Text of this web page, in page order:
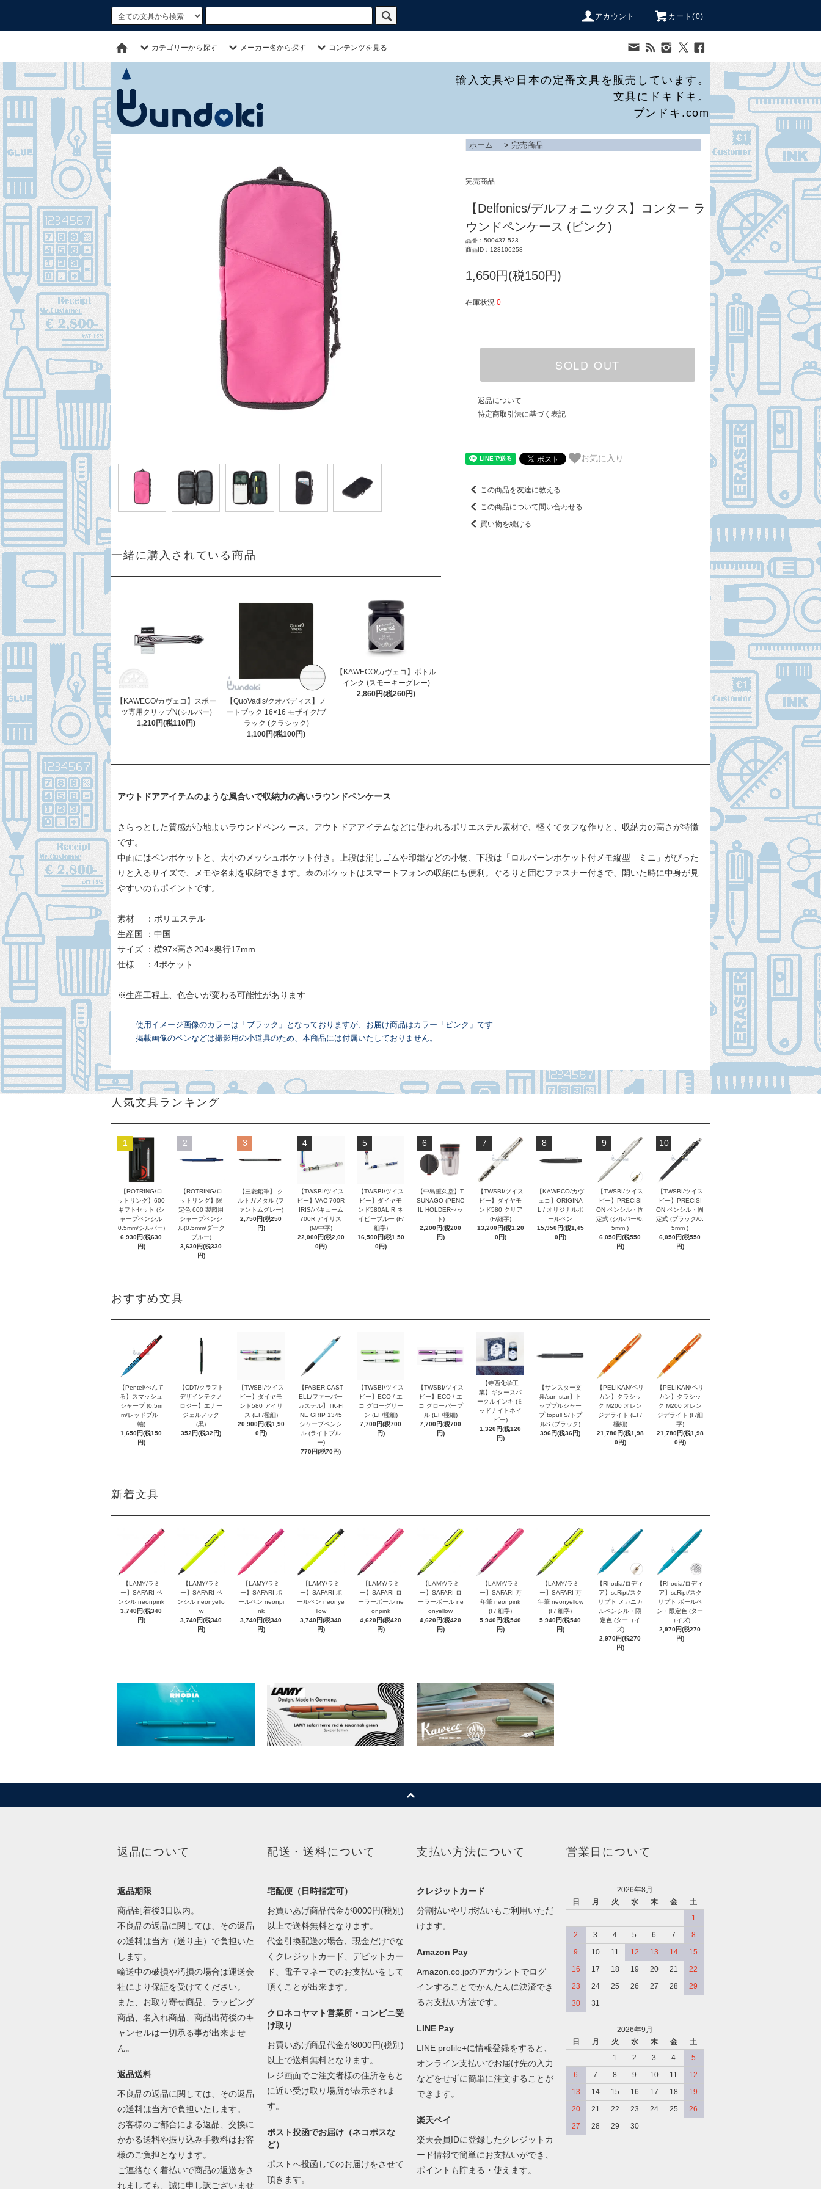
アカウント カート(0)
カテゴリーから探す メーカー名から探す コンテンツを見る
輸入文具や日本の定番文具を販売しています。
文具にドキドキ。
ブンドキ.com
一緒に購入されている商品
【KAWECO/カヴェコ】スポー
ツ専用クリップN(シルバー)
1,210円(税110円)
【QuoVadis/クオバディス】ノ
ートブック 16×16 モザイク/ブ
ラック (クラシック)
1,100円(税100円)
【KAWECO/カヴェコ】ボトル
インク (スモーキーグレー)
2,860円(税260円)
ホーム > 完売商品
完売商品
【Delfonics/デルフォニックス】コンター ラ
ウンドペンケース (ピンク)
品番：500437-523
商品ID：123106258
1,650円(税150円)
在庫状況 0
SOLD OUT
返品について
特定商取引法に基づく表記
お気に入り
この商品を友達に教える
この商品について問い合わせる
買い物を続ける
アウトドアアイテムのような風合いで収納力の高いラウンドペンケース
さらっとした質感が心地よいラウンドペンケース。アウトドアアイテムなどに使われるポリエステル素材で、軽くてタフな作りと、収納力の高さが特徴
です。
中面にはペンポケットと、大小のメッシュポケット付き。上段は消しゴムや印鑑などの小物、下段は「ロルバーンポケット付メモ縦型 ミニ」がぴった
りと入るサイズで、メモや名刺を収納できます。表のポケットはスマートフォンの収納にも便利。ぐるりと囲むファスナー付きで、開いた時に中身が見
やすいのもポイントです。
素材 ：ポリエステル
生産国 ：中国
サイズ ：横97×高さ204×奥行17mm
仕様 ：4ポケット
※生産工程上、色合いが変わる可能性があります
使用イメージ画像のカラーは「ブラック」となっておりますが、お届け商品はカラー「ピンク」です
掲載画像のペンなどは撮影用の小道具のため、本商品には付属いたしておりません。
人気文具ランキング
1
【ROTRING/ロ
ットリング】600
ギフトセット (シ
ャープペンシル
0.5mm/シルバー)
6,930円(税630
円)
2
【ROTRING/ロ
ットリング】限
定色 600 製図用
シャープペンシ
ル(0.5mm/ダーク
ブルー)
3,630円(税330
円)
3
【三菱鉛筆】 ク
ルトガメタル (フ
ァントムグレー)
2,750円(税250
円)
4
【TWSBI/ツイス
ビー】VAC 700R
IRIS/バキューム
700R アイリス
(M/中字)
22,000円(税2,00
0円)
5
【TWSBI/ツイス
ビー】ダイヤモ
ンド580AL R ネ
イビーブルー (F/
細字)
16,500円(税1,50
0円)
6
【中島重久堂】T
SUNAGO (PENC
IL HOLDERセッ
ト)
2,200円(税200
円)
7
【TWSBI/ツイス
ビー】ダイヤモ
ンド580 クリア
(F/細字)
13,200円(税1,20
0円)
8
【KAWECO/カヴ
ェコ】ORIGINA
L / オリジナルボ
ールペン
15,950円(税1,45
0円)
9
【TWSBI/ツイス
ビー】PRECISI
ON ペンシル・固
定式 (シルバー/0.
5mm )
6,050円(税550
円)
10
【TWSBI/ツイス
ビー】PRECISI
ON ペンシル・固
定式 (ブラック/0.
5mm )
6,050円(税550
円)
おすすめ文具
【Pentel/ぺんて
る】スマッシュ
シャープ (0.5m
m/レッドブルｰ
軸)
1,650円(税150
円)
【CDT/クラフト
デザインテクノ
ロジー】エナー
ジェルノック
(黒)
352円(税32円)
【TWSBI/ツイス
ビー】ダイヤモ
ンド580 アイリ
ス (EF/極細)
20,900円(税1,90
0円)
【FABER-CAST
ELL/ファーバー
カステル】TK-FI
NE GRIP 1345
シャープペンシ
ル (ライトブル
ー)
770円(税70円)
【TWSBI/ツイス
ビー】ECO / エ
コ グローグリー
ン (EF/極細)
7,700円(税700
円)
【TWSBI/ツイス
ビー】ECO / エ
コ グローパープ
ル (EF/極細)
7,700円(税700
円)
【寺西化学工
業】ギタースパ
ークルインキ (ミ
ッドナイトネイ
ビー)
1,320円(税120
円)
【サンスター文
具/sun-star】ト
ッププルシャー
プ topull S/トプ
ルS (ブラック)
396円(税36円)
【PELIKAN/ペリ
カン】クラシッ
ク M200 オレン
ジデライト (EF/
極細)
21,780円(税1,98
0円)
【PELIKAN/ペリ
カン】クラシッ
ク M200 オレン
ジデライト (F/細
字)
21,780円(税1,98
0円)
新着文具
【LAMY/ラミ
ー】SAFARI ペ
ンシル neonpink
3,740円(税340
円)
【LAMY/ラミ
ー】SAFARI ペ
ンシル neonyello
w
3,740円(税340
円)
【LAMY/ラミ
ー】SAFARI ボ
ールペン neonpi
nk
3,740円(税340
円)
【LAMY/ラミ
ー】SAFARI ボ
ールペン neonye
llow
3,740円(税340
円)
【LAMY/ラミ
ー】SAFARI ロ
ーラーボール ne
onpink
4,620円(税420
円)
【LAMY/ラミ
ー】SAFARI ロ
ーラーボール ne
onyellow
4,620円(税420
円)
【LAMY/ラミ
ー】SAFARI 万
年筆 neonpink
(F/ 細字)
5,940円(税540
円)
【LAMY/ラミ
ー】SAFARI 万
年筆 neonyellow
(F/ 細字)
5,940円(税540
円)
【Rhodia/ロディ
ア】scRipt/スク
リプト メカニカ
ルペンシル・限
定色 (ターコイ
ズ)
2,970円(税270
円)
【Rhodia/ロディ
ア】scRipt/スク
リプト ボールペ
ン・限定色 (ター
コイズ)
2,970円(税270
円)
返品について
返品期限
商品到着後3日以内。
不良品の返品に関しては、その返品
の送料は当方（送り主）で負担いた
します。
輸送中の破損や汚損の場合は運送会
社により保証を受けてください。
また、お取り寄せ商品、ラッピング
商品、名入れ商品、商品出荷後のキ
ャンセルは一切承る事が出来ませ
ん。
返品送料
不良品の返品に関しては、その返品
の送料は当方で負担いたします。
お客様のご都合による返品、交換に
かかる送料や振り込み手数料はお客
様のご負担となります。
ご連絡なく着払いで商品の返送をさ
れましても、誠に申し訳ございませ
配送・送料について
宅配便（日時指定可）
お買いあげ商品代金が8000円(税別)
以上で送料無料となります。
代金引換配送の場合、現金だけでな
くクレジットカード、デビットカー
ド、電子マネーでのお支払いをして
頂くことが出来ます。
クロネコヤマト営業所・コンビニ受
け取り
お買いあげ商品代金が8000円(税別)
以上で送料無料となります。
レジ画面でご注文者様の住所をもと
に近い受け取り場所が表示されま
す。
ポスト投函でお届け（ネコポスな
ど）
ポストへ投函してのお届けをさせて
頂きます。
支払い方法について
クレジットカード
分割払いやリボ払いもご利用いただ
けます。
Amazon Pay
Amazon.co.jpのアカウントでログ
インすることでかんたんに決済でき
るお支払い方法です。
LINE Pay
LINE profile+に情報登録をすると、
オンライン支払いでお届け先の入力
などをせずに簡単に注文することが
できます。
楽天ペイ
楽天会員IDに登録したクレジットカ
ード情報で簡単にお支払いができ、
ポイントも貯まる・使えます。
営業日について
2026年8月
日
月 火 水 木 金
土
1
2
3 4 5 6 7
8
9
10 11 12 13 14
15
16
17 18 19 20 21
22
23
24 25 26 27 28
29
30
31
2026年9月
日
月 火 水 木 金
土
1
2 3 4
5
6
7 8 9 10 11
12
13
14 15 16 17 18
19
20
21 22 23 24 25
26
27
28 29 30